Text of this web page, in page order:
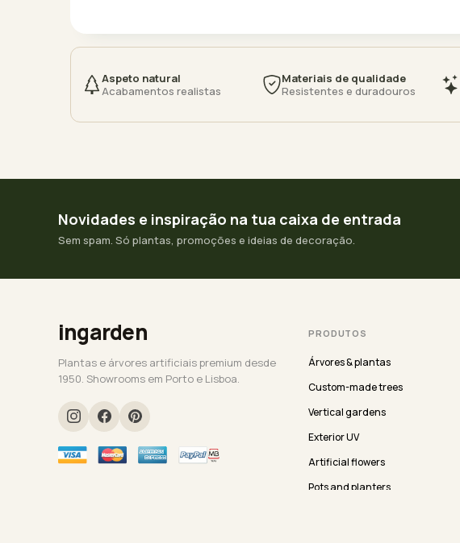
Aspeto natural
Acabamentos realistas
Materiais de qualidade
Resistentes e duradouros
Novidades e inspiração na tua caixa de entrada
Sem spam. Só plantas, promoções e ideias de decoração.
ingarden
Plantas e árvores artificiais premium desde
1950. Showrooms em Porto e Lisboa.
PRODUTOS
Árvores & plantas
Custom-made trees
Vertical gardens
Exterior UV
Artificial flowers
Pots and planters